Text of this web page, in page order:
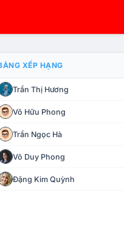
CHẾ TÀI XỬ LÝ VI PHẠM
XẾP HẠNG
Trần Thị Hương
Võ Hữu Phong
Trần Ngọc Hà
Võ Duy Phong
Đặng Kim Quỳnh